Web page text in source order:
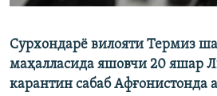
Сурхондарё вилояти Термиз
маҳалласида яшовчи 20 яшар
карантин сабаб Афғонистонда